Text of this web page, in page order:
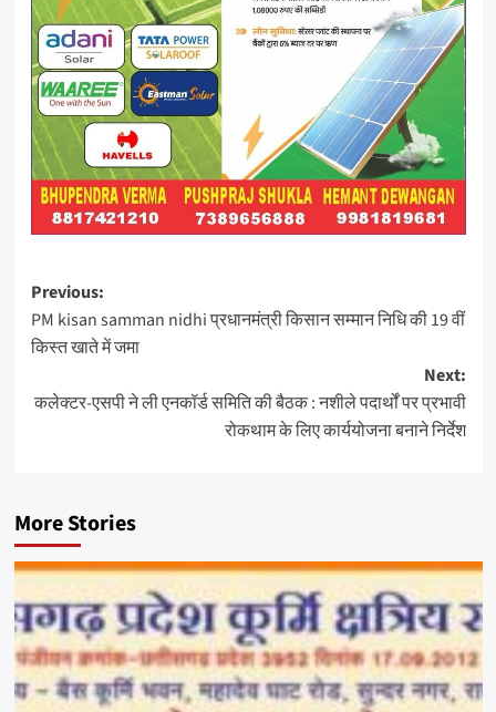
Post
navigation
Previous:
PM kisan samman nidhi प्रधानमंत्री किसान सम्मान निधि की 19 वीं
किस्त खाते में जमा
Next:
कलेक्टर-एसपी ने ली एनकॉर्ड समिति की बैठक : नशीले पदार्थों पर प्रभावी
रोकथाम के लिए कार्ययोजना बनाने निर्देश
More Stories